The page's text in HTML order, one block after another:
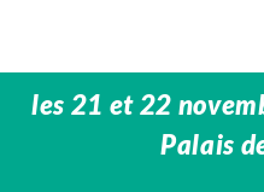
les 21 et 22
Palais